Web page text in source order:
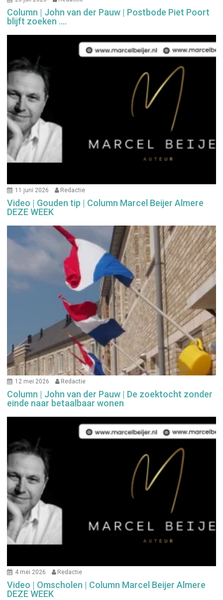
Column | John van der Pauw | Postbode Piet Poort
blijft zoeken ….
11 juni 2026 Redactie
Video | Gouden tip | Column Marcel Beijer Almere
DEZE WEEK
12 mei 2026 Redactie
Column | John van der Pauw | De zoektocht zonder
einde naar betaalbaar wonen
4 mei 2026 Redactie
Video | Omscholen | Column Marcel Beijer Almere
DEZE WEEK